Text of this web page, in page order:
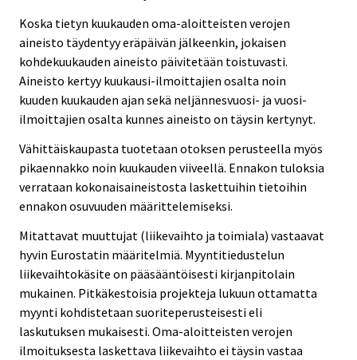
Koska tietyn kuukauden oma-aloitteisten verojen
aineisto täydentyy eräpäivän jälkeenkin, jokaisen
kohdekuukauden aineisto päivitetään toistuvasti.
Aineisto kertyy kuukausi-ilmoittajien osalta noin
kuuden kuukauden ajan sekä neljännesvuosi- ja vuosi-
ilmoittajien osalta kunnes aineisto on täysin kertynyt.
Vähittäiskaupasta tuotetaan otoksen perusteella myös
pikaennakko noin kuukauden viiveellä. Ennakon tuloksia
verrataan kokonaisaineistosta laskettuihin tietoihin
ennakon osuvuuden määrittelemiseksi.
Mitattavat muuttujat (liikevaihto ja toimiala) vastaavat
hyvin Eurostatin määritelmiä. Myyntitiedustelun
liikevaihtokäsite on pääsääntöisesti kirjanpitolain
mukainen. Pitkäkestoisia projekteja lukuun ottamatta
myynti kohdistetaan suoriteperusteisesti eli
laskutuksen mukaisesti. Oma-aloitteisten verojen
ilmoituksesta laskettava liikevaihto ei täysin vastaa